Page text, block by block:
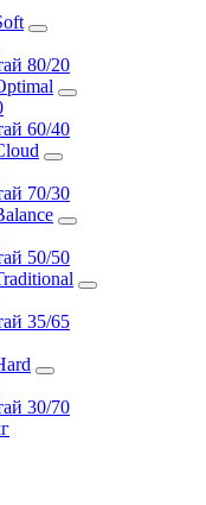
80/20
60/40
70/30
50/50
35/65
30/70